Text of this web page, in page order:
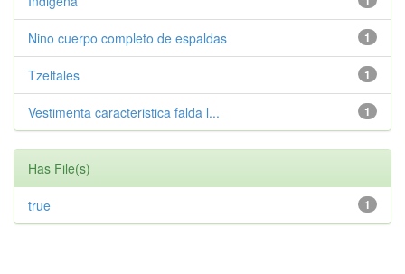
1
Nino cuerpo completo de espaldas
1
Tzeltales
1
Vestimenta caracteristica falda l...
Has File(s)
1
true